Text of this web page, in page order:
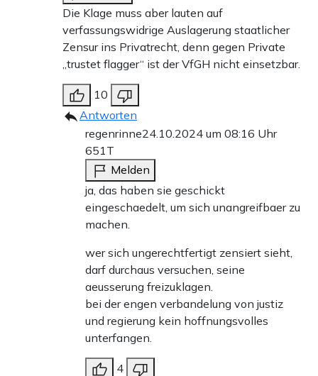
Die Klage muss aber lauten auf
verfassungswidrige Auslagerung staatlicher
Zensur ins Privatrecht, denn gegen Private
„trustet flagger“ ist der VfGH nicht einsetzbar.
10
Antworten
regenrinne24.10.2024 um 08:16 Uhr
651T
Melden
ja, das haben sie geschickt
eingeschaedelt, um sich unangreifbaer zu
machen.
wer sich ungerechtfertigt zensiert sieht,
darf durchaus versuchen, seine
aeusserung freizuklagen.
bei der engen verbandelung von justiz
und regierung kein hoffnungsvolles
unterfangen.
4